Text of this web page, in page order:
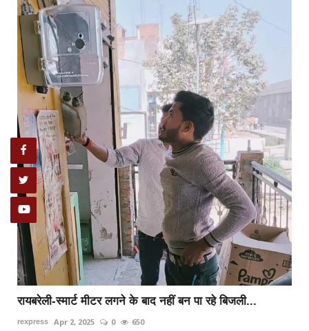
रायबरेली-होरैसा गाँव में मानकों को ताक पर रख कर कराया जा...
rexpress Jan 29, 2025 0 357